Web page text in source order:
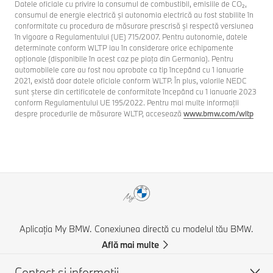
Datele oficiale cu privire la consumul de combustibil, emisiile de CO₂,
consumul de energie electrică și autonomia electrică au fost stabilite în
conformitate cu procedura de măsurare prescrisă și respectă versiunea
în vigoare a Regulamentului (UE) 715/2007. Pentru autonomie, datele
determinate conform WLTP iau în considerare orice echipamente
opţionale (disponibile în acest caz pe piaţa din Germania). Pentru
automobilele care au fost nou aprobate ca tip începând cu 1 ianuarie
2021, există doar datele oficiale conform WLTP. În plus, valorile NEDC
sunt şterse din certificatele de conformitate începând cu 1 ianuarie 2023
conform Regulamentului UE 195/2022. Pentru mai multe informaţii
despre procedurile de măsurare WLTP, accesează www.bmw.com/wltp
Aplicația My BMW. Conexiunea directă cu modelul tău BMW.
Află mai multe